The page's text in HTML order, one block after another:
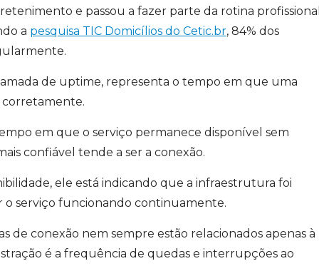
e passou a fazer parte da rotina
a pesquisa TIC Domicílios do Cetic.br, 84% dos
de uptime, representa o tempo em que uma
em que o serviço permanece disponível sem
confiável tende a ser a conexão.
ele está indicando que a infraestrutura foi
o serviço funcionando continuamente.
conexão nem sempre estão relacionados apenas à
é a frequência de quedas e interrupções ao